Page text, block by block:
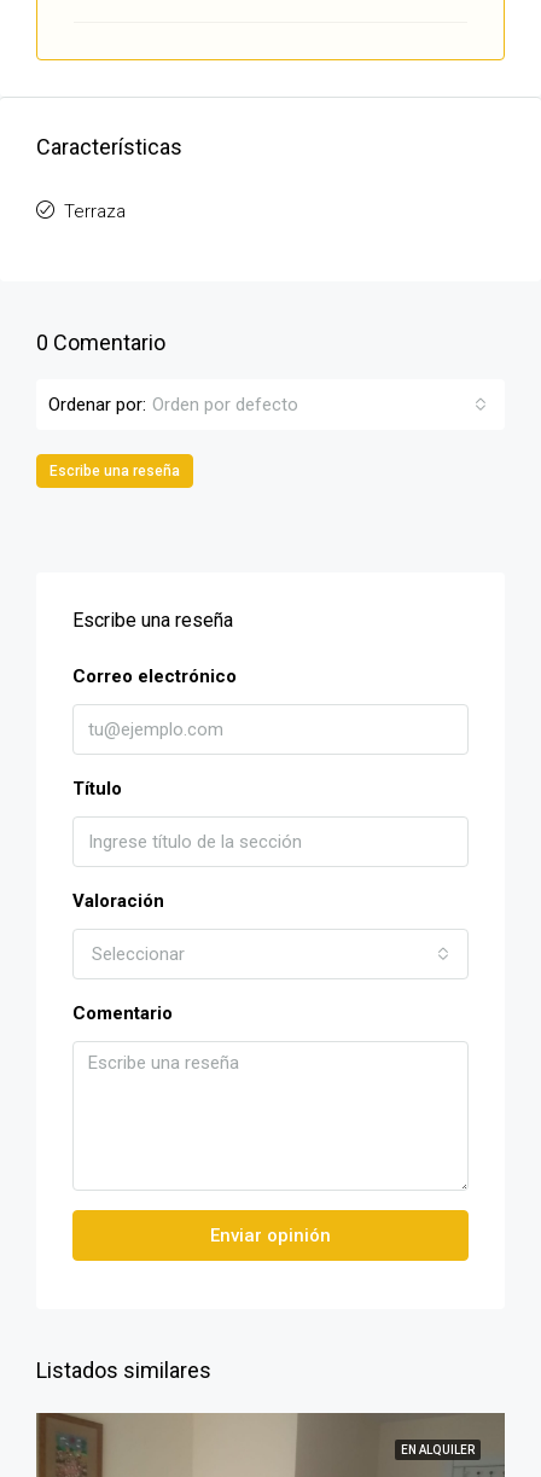
Características
Terraza
0 Comentario
Ordenar por: Orden por defecto
Escribe una reseña
Escribe una reseña
Correo electrónico
Título
Valoración
Seleccionar
Comentario
Enviar opinión
Listados similares
EN ALQUILER